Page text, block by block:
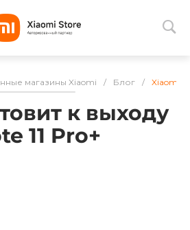
магазины Xiaomi / Блог / Xiaomi
к выходу
11 Pro+